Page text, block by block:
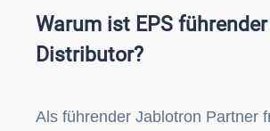
Warum ist EPS
Distributor?
Als führender Jablotron Partner